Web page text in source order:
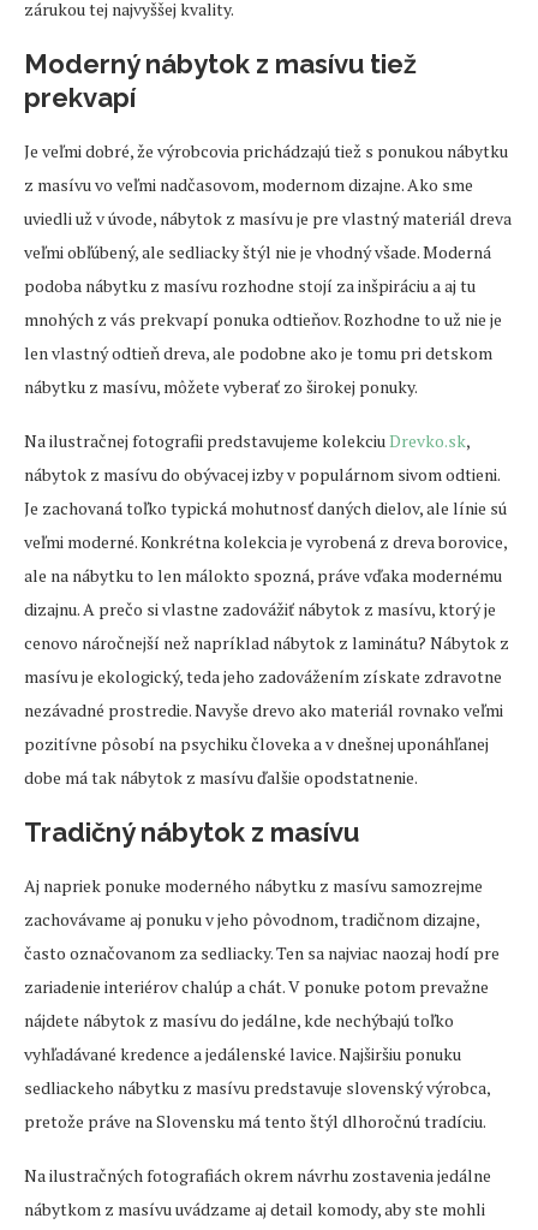
zárukou tej najvyššej kvality.
Moderný nábytok z masívu tiež
prekvapí
Je veľmi dobré, že výrobcovia prichádzajú tiež s ponukou nábytku
z masívu vo veľmi nadčasovom, modernom dizajne. Ako sme
uviedli už v úvode, nábytok z masívu je pre vlastný materiál dreva
veľmi obľúbený, ale sedliacky štýl nie je vhodný všade. Moderná
podoba nábytku z masívu rozhodne stojí za inšpiráciu a aj tu
mnohých z vás prekvapí ponuka odtieňov. Rozhodne to už nie je
len vlastný odtieň dreva, ale podobne ako je tomu pri detskom
nábytku z masívu, môžete vyberať zo širokej ponuky.
Na ilustračnej fotografii predstavujeme kolekciuDrevko.sk,
nábytok z masívu do obývacej izby v populárnom sivom odtieni.
Je zachovaná toľko typická mohutnosť daných dielov, ale línie sú
veľmi moderné. Konkrétna kolekcia je vyrobená z dreva borovice,
ale na nábytku to len málokto spozná, práve vďaka modernému
dizajnu. A prečo si vlastne zadovážiť nábytok z masívu, ktorý je
cenovo náročnejší než napríklad nábytok z laminátu? Nábytok z
masívu je ekologický, teda jeho zadovážením získate zdravotne
nezávadné prostredie. Navyše drevo ako materiál rovnako veľmi
pozitívne pôsobí na psychiku človeka a v dnešnej uponáhľanej
dobe má tak nábytok z masívu ďalšie opodstatnenie.
Tradičný nábytok z masívu
Aj napriek ponuke moderného nábytku z masívu samozrejme
zachovávame aj ponuku v jeho pôvodnom, tradičnom dizajne,
často označovanom za sedliacky. Ten sa najviac naozaj hodí pre
zariadenie interiérov chalúp a chát. V ponuke potom prevažne
nájdete nábytok z masívu do jedálne, kde nechýbajú toľko
vyhľadávané kredence a jedálenské lavice. Najširšiu ponuku
sedliackeho nábytku z masívu predstavuje slovenský výrobca,
pretože práve na Slovensku má tento štýl dlhoročnú tradíciu.
Na ilustračných fotografiách okrem návrhu zostavenia jedálne
nábytkom z masívu uvádzame aj detail komody, aby ste mohli